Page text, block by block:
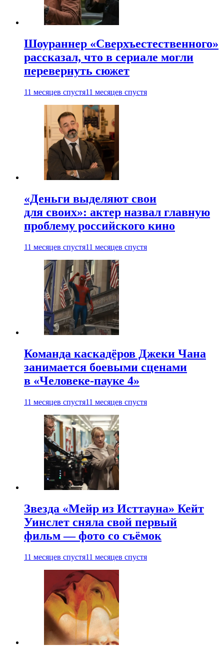
Шоураннер «Сверхъестественного»
рассказал, что в сериале могли
перевернуть сюжет
11 месяцев спустя11 месяцев спустя
«Деньги выделяют свои
для своих»: актер назвал главную
проблему российского кино
11 месяцев спустя11 месяцев спустя
Команда каскадёров Джеки Чана
занимается боевыми сценами
в «Человеке-пауке 4»
11 месяцев спустя11 месяцев спустя
Звезда «Мейр из Исттауна» Кейт
Уинслет сняла свой первый
фильм — фото со съёмок
11 месяцев спустя11 месяцев спустя